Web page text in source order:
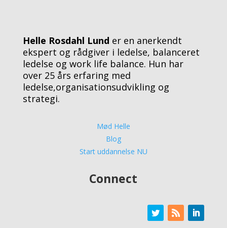
Helle Rosdahl Lund er en anerkendt
ekspert og rådgiver i ledelse, balanceret
ledelse og work life balance. Hun har
over 25 års erfaring med
ledelse,organisationsudvikling og
strategi.
Mød Helle
Blog
Start uddannelse NU
Connect